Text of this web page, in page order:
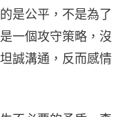
是公平，不是為了
一個攻守策略，沒
誠溝通，反而感情